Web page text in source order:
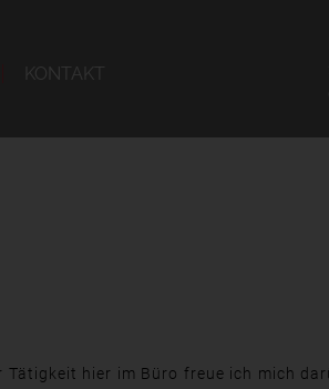
KONTAKT
Tätigkeit hier im Büro freue ich mich